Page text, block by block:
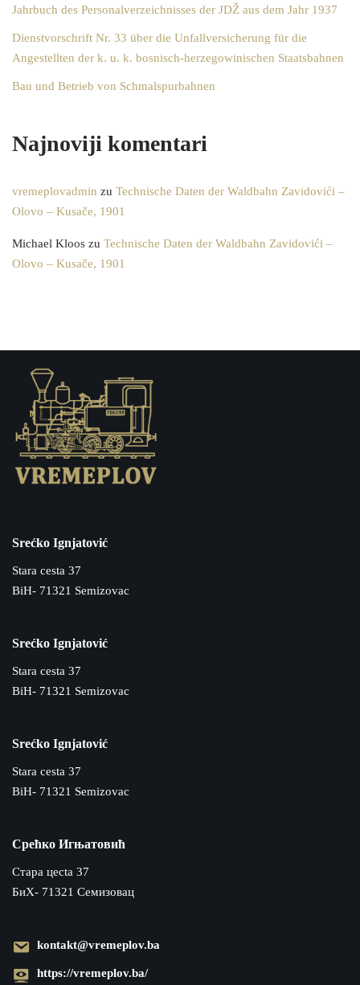
Jahrbuch des Personalverzeichnisses der JDŽ aus dem Jahr 1937
Dienstvorschrift Nr. 33 über die Unfallversicherung für die
Angestellten der k. u. k. bosnisch-herzegowinischen Staatsbahnen
Bau und Betrieb von Schmalspurbahnen
Najnoviji komentari
vremeplovadmin zu Technische Daten der Waldbahn Zavidovići –
Olovo – Kusače, 1901
Michael Kloos zu Technische Daten der Waldbahn Zavidovići –
Olovo – Kusače, 1901
Srećko Ignjatović
Stara cesta 37
BiH- 71321 Semizovac
Srećko Ignjatović
Stara cesta 37
BiH- 71321 Semizovac
Srećko Ignjatović
Stara cesta 37
BiH- 71321 Semizovac
Срећко Игњатовић
Cтара цecta 37
БиХ- 71321 Семизовац
kontakt@vremeplov.ba
https://vremeplov.ba/